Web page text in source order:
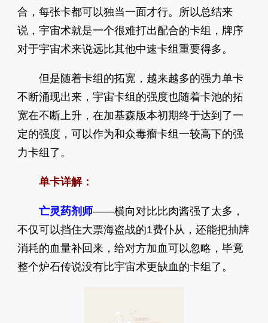
合，每张卡都可以独当一面才行。所以总结来
说，宇宙术就是一个很难打出配合的卡组，牌序
对于宇宙术来说远比其他中速卡组重要得多。
但是随着卡组的拓宽，越来越多的强力单卡
不断涌现出来，宇宙卡组的强度也随着卡池的拓
宽在不断上升，在加基森版本初期终于达到了一
定的强度，可以作为和众毒瘤卡组一较高下的强
力卡组了。
单卡详解：
亡灵药剂师——横向对比比肉酱强了太多，
不仅可以挡住大票海盗战的1费仆从，还能把抽牌
消耗的血量补回来，给对方加血可以忽略，毕竟
整个炉石传说没有比宇宙术更缺血的卡组了。